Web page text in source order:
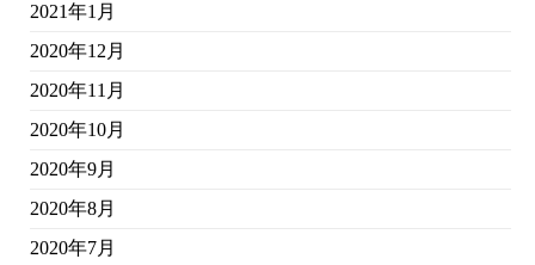
2021年1月
2020年12月
2020年11月
2020年10月
2020年9月
2020年8月
2020年7月